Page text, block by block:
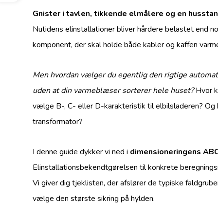
Gnister i tavlen, tikkende elmålere og en
Nutidens elinstallationer bliver hårdere belastet end
komponent, der skal holde både kabler og kaffen
Men hvordan vælger du egentlig den rigtige
uden at din varmeblæser sorterer hele huset?Hvor
vælge B-, C- eller D-karakteristik til elbilsladeren? Og
transformator?
I denne guide dykker vi ned i dimensioneringens
Elinstallationsbekendtgørelsen til konkrete
Vi giver dig tjeklisten, der afslører de typiske
vælge den største sikring på hylden.